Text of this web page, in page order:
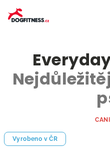
obsah
Vyrobeno v ČR